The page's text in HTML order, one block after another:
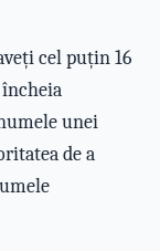
cel puțin 16
unei
de a